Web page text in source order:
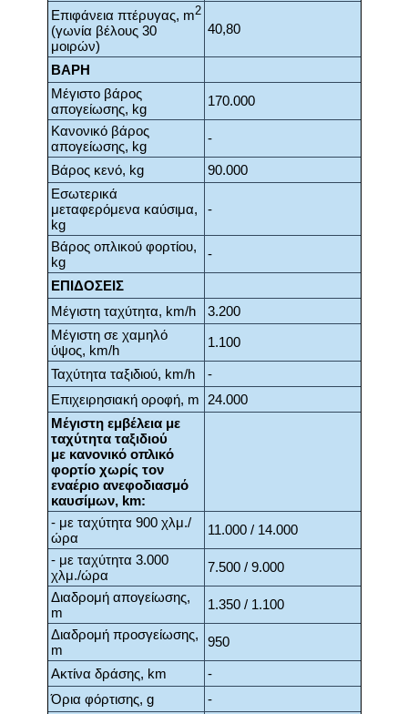
Επιφάνεια πτέρυγας, m2
(γωνία βέλους 30
μοιρών)
40,80
ΒΑΡΗ
Μέγιστο βάρος
απογείωσης, kg
170.000
Κανονικό βάρος
απογείωσης, kg
-
Βάρος κενό, kg
90.000
Εσωτερικά
μεταφερόμενα καύσιμα,
kg
-
Βάρος οπλικού φορτίου,
kg
-
ΕΠΙΔΟΣΕΙΣ
Μέγιστη ταχύτητα, km/h
3.200
Μέγιστη σε χαμηλό
ύψος, km/h
1.100
Ταχύτητα ταξιδιού, km/h
-
Επιχειρησιακή οροφή, m
24.000
Μέγιστη εμβέλεια με
ταχύτητα ταξιδιού
με κανονικό οπλικό
φορτίο χωρίς τον
εναέριο ανεφοδιασμό
καυσίμων, km:
- με ταχύτητα 900 χλμ./
ώρα
11.000 / 14.000
- με ταχύτητα 3.000
χλμ./ώρα
7.500 / 9.000
Διαδρομή απογείωσης,
m
1.350 / 1.100
Διαδρομή προσγείωσης,
m
950
Ακτίνα δράσης, km
-
Όρια φόρτισης, g
-